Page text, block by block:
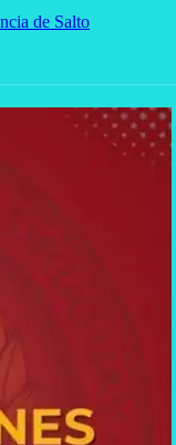
de Salto